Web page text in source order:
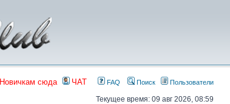
Новичкам сюда ЧАТ FAQ Поиск Пользователи
Текущее время: 09 авг 2026, 08:59